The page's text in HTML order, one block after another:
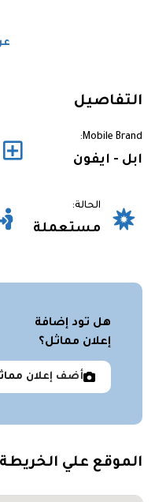
التفاصيل
Mobile Brand:
ابل - ايفون
الحالة:
مستعملة
هل تود إضافة
إعلان مماثل؟
أضف إعلان
الموقع علي الخريطة